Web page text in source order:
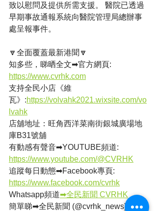
致以慰問及提供所需支援。 醫院已透過
早期事故通報系統向醫院管理局總辦事
處呈報事件。
🔽全面覆蓋最新港聞🔽
知多些，睇晒全文➡官方網頁:
https://www.cvrhk.com
支持全民小店《維
瓦》:https://volvahk2021.wixsite.com/vo
lvahk
店舖地址：旺角西洋菜南街銀城廣場地
庫B31號舖
有動感有聲音➡YOUTUBE頻道:
https://www.youtube.com/@CVRHK
追蹤每日動態➡Facebook專頁:
https://www.facebook.com/cvrhk
Whatsapp頻道➡全民新聞 CVRHK
簡單睇➡全民新聞 (@cvrhk_news) on